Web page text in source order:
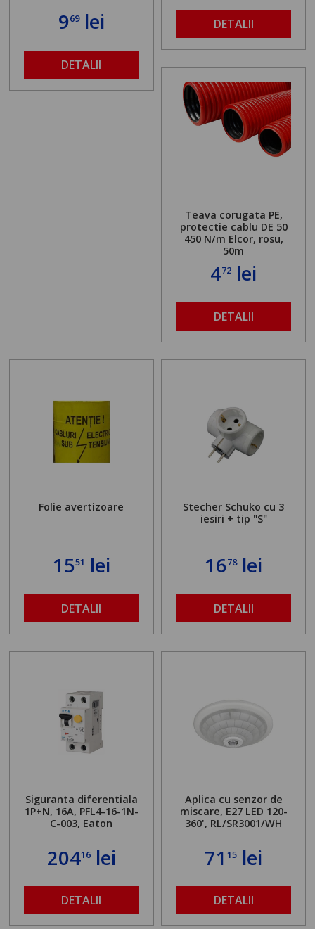
969lei
DETALII
DETALII
Teava corugata PE,
protectie cablu DE 50
450 N/m Elcor, rosu,
50m
472 lei
DETALII
Folie avertizoare
1551 lei
DETALII
Stecher Schuko cu 3
iesiri + tip "S"
1678lei
DETALII
Siguranta diferentiala
1P+N, 16A, PFL4-16-1N-
C-003, Eaton
20416lei
DETALII
Aplica cu senzor de
miscare, E27 LED 120-
360', RL/SR3001/WH
7115 lei
DETALII